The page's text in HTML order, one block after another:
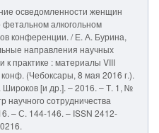
осведомленности женщин
фетальном алкогольном
конференции. / Е. А. Бурина,
направления научных
к практике : материалы VIII
(Чебоксары, 8 мая 2016 г.).
Широков [и др.]. – 2016. – Т. 1, №
научного сотрудничества
– С. 144-146. – ISSN 2412-